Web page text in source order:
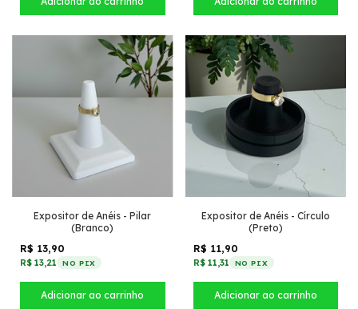
Expositor de Anéis - Pilar
(Branco)
R$ 13,90
R$ 13,21 NO PIX
Expositor de Anéis - Círculo
(Preto)
R$ 11,90
R$ 11,31 NO PIX